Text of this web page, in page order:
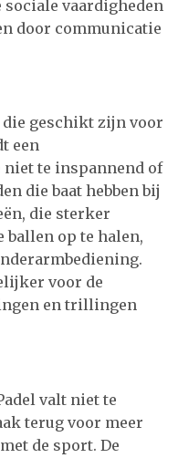
vaardigheden
door communicatie
die geschikt zijn voor
een
te inspannend of
die baat hebben bij
die sterker
ballen op te halen,
voor de
en trillingen
valt niet te
terug voor meer
de sport. De